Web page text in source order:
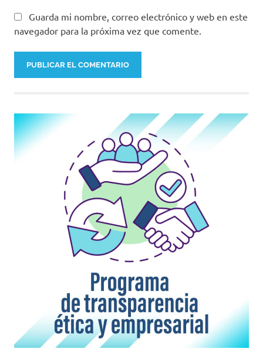
Guarda mi nombre, correo electrónico y web en este
navegador para la próxima vez que comente.